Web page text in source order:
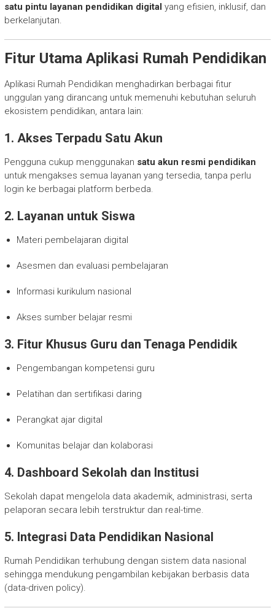
satu pintu layanan pendidikan digital yang efisien, inklusif, dan
berkelanjutan.
Fitur Utama Aplikasi Rumah Pendidikan
Aplikasi Rumah Pendidikan menghadirkan berbagai fitur
unggulan yang dirancang untuk memenuhi kebutuhan seluruh
ekosistem pendidikan, antara lain:
1. Akses Terpadu Satu Akun
Pengguna cukup menggunakan satu akun resmi pendidikan
untuk mengakses semua layanan yang tersedia, tanpa perlu
login ke berbagai platform berbeda.
2. Layanan untuk Siswa
Materi pembelajaran digital
Asesmen dan evaluasi pembelajaran
Informasi kurikulum nasional
Akses sumber belajar resmi
3. Fitur Khusus Guru dan Tenaga Pendidik
Pengembangan kompetensi guru
Pelatihan dan sertifikasi daring
Perangkat ajar digital
Komunitas belajar dan kolaborasi
4. Dashboard Sekolah dan Institusi
Sekolah dapat mengelola data akademik, administrasi, serta
pelaporan secara lebih terstruktur dan real-time.
5. Integrasi Data Pendidikan Nasional
Rumah Pendidikan terhubung dengan sistem data nasional
sehingga mendukung pengambilan kebijakan berbasis data
(data-driven policy).